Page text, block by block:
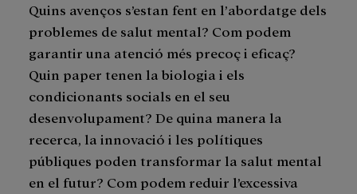
Quins avenços s’estan fent en l’abordatge dels
problemes de salut mental? Com podem
garantir una atenció més precoç i eficaç?
Quin paper tenen la biologia i els
condicionants socials en el seu
desenvolupament? De quina manera la
recerca, la innovació i les polítiques
públiques poden transformar la salut mental
en el futur? Com podem reduir l’excessiva